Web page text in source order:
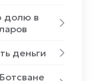
долю в
деньги